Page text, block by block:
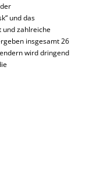
und das
und zahlreiche
insgesamt 26
wird dringend